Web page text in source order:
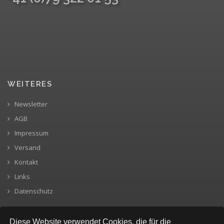
Diese Website verwendet Cookies, die für die
WEITERES
Newsletter
AGB
Impressum
Versand
Kontakt
Links
Datenschutz